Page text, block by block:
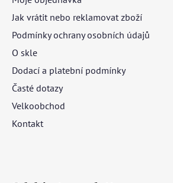
Jak vrátit nebo reklamovat zboží
Podmínky ochrany osobních údajů
O skle
Dodací a platební podmínky
Časté dotazy
Velkoobchod
Kontakt